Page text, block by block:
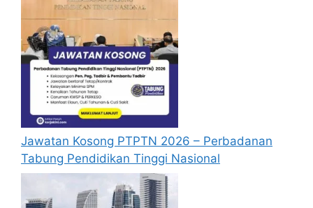
lengkap dan tepat.
Perlu diingatkan, hanya pemohon yang
layak sahaja akan dipanggil ke
temuduga. Sila lengkapkan dan
kemaskini maklumat anda yang telah
didaftarkan.
Permohonan yang tidak menerima
sebarang jawapan selepas
tarikh iklan ditutup hendaklah
menganggap permohonan mereka tidak
Jawatan Kosong PTPTN 2026 – Perbadanan
Tabung Pendidikan Tinggi Nasional